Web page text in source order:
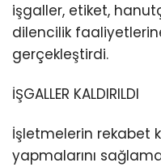
işgaller, etiket,
dilencilik
gerçekleştirdi.
İŞGALLER KALDIRILDI
İşletmelerin rekabet
yapmalarını